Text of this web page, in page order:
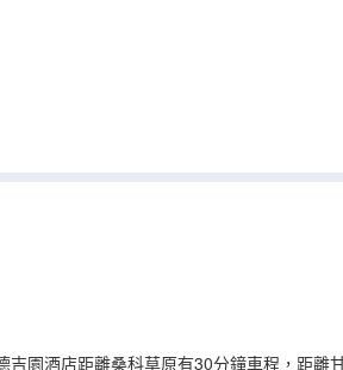
園酒店距離桑科草原有30分鐘車程，距離